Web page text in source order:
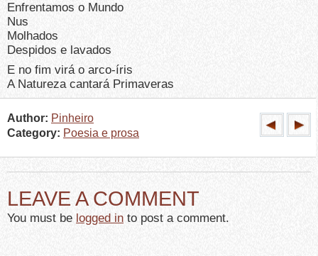
Enfrentamos o Mundo
Nus
Molhados
Despidos e lavados
E no fim virá o arco-íris
A Natureza cantará Primaveras
Author: Pinheiro
Category: Poesia e prosa
LEAVE A COMMENT
You must be logged in to post a comment.